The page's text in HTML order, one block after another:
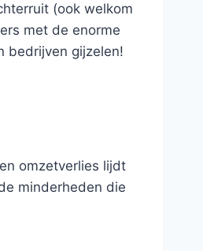
(ook welkom
met de enorme
bedrijven gijzelen!
omzetverlies lijdt
minderheden die